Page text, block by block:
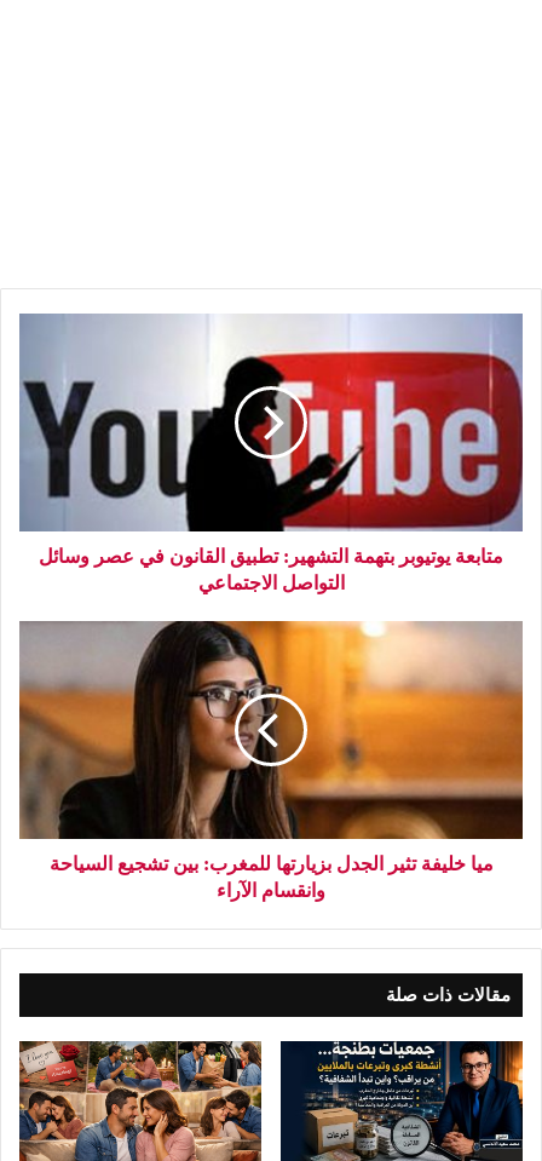
متابعة يوتيوبر بتهمة التشهير: تطبيق القانون في عصر وسائل
التواصل الاجتماعي
ميا خليفة تثير الجدل بزيارتها للمغرب: بين تشجيع السياحة
وانقسام الآراء
مقالات ذات صلة